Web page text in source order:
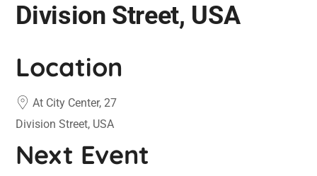
Division Street, USA
Location
At City Center, 27
Division Street, USA
Next Event